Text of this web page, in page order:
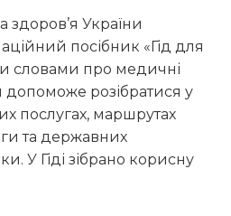
здоров’я України
посібник «Гід для
словами про медичні
допоможе розібратися у
послугах, маршрутах
та державних
У Гіді зібрано корисну